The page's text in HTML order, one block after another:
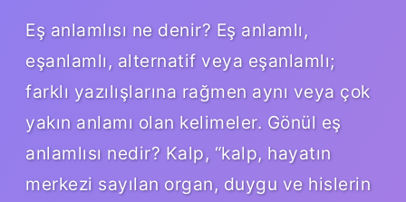
Eş anlamlısı ne denir? Eş anlamlı,
eşanlamlı, alternatif veya eşanlamlı;
farklı yazılışlarına rağmen aynı veya çok
yakın anlamı olan kelimeler. Gönül eş
anlamlısı nedir? Kalp, “kalp, hayatın
merkezi sayılan organ, duygu ve hislerin